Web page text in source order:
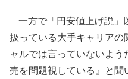
一方で「円安値上げ説」
扱っている大手キャリア
ャルでは言っていないよ
売を問題視している』と